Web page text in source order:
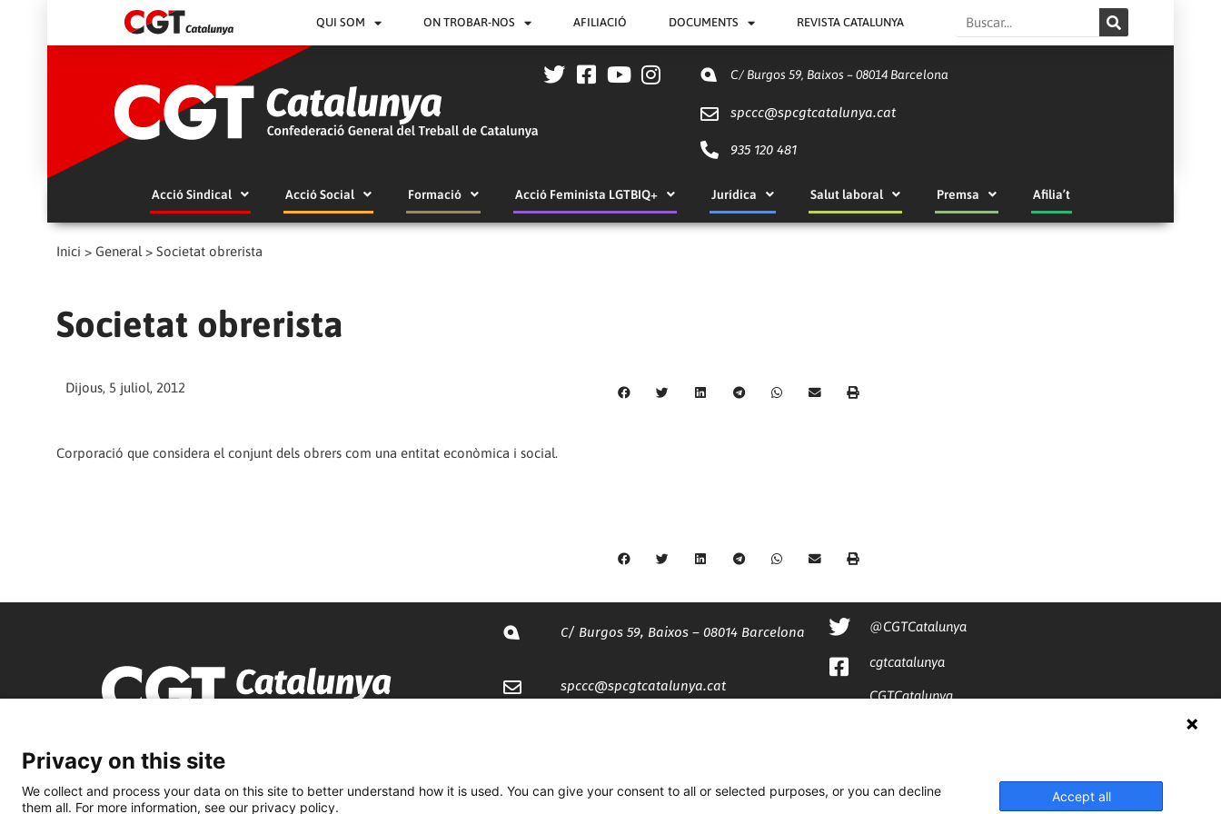
QUI SOM ON TROBAR-NOS AFILIACIÓ DOCUMENTS REVISTA CATALUNYA Search
C/ Burgos 59, Baixos – 08014 Barcelona
spccc@spcgtcatalunya.cat
935 120 481
Acció Sindical Acció Social Formació Acció Feminista LGTBIQ+ Jurídica Salut laboral Premsa Afilia’t
Inici > General > Societat obrerista
Societat obrerista
Dijous, 5 juliol, 2012
Corporació que considera el conjunt dels obrers com una entitat econòmica i social.
C/ Burgos 59, Baixos – 08014 Barcelona
spccc@spcgtcatalunya.cat
@CGTCatalunya
cgtcatalunya
CGTCatalunya
Privacy on this site
We collect and process your data on this site to better understand how it is used. You can give your consent to all or selected purposes, or you can decline
them all. For more information, see our privacy policy.
Accept all